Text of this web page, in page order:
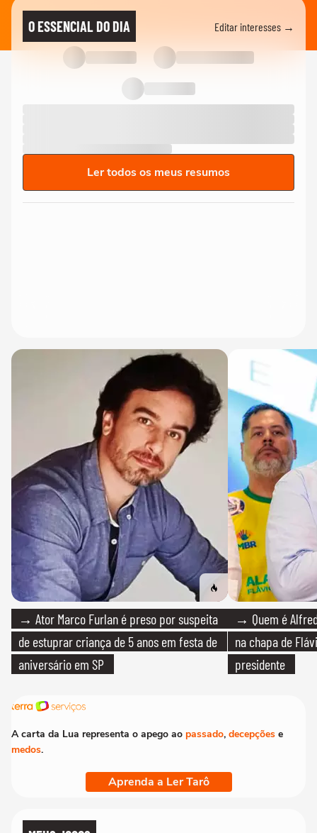
O ESSENCIAL DO DIA Editar interesses →
Ler todos os meus resumos
→ Ator Marco Furlan é preso por suspeita
de estuprar criança de 5 anos em festa de
aniversário em SP
→ Quem é
na chapa de
presidente
A carta da Lua representa o apego ao passado, decepções e
medos.
Aprenda a Ler Tarô